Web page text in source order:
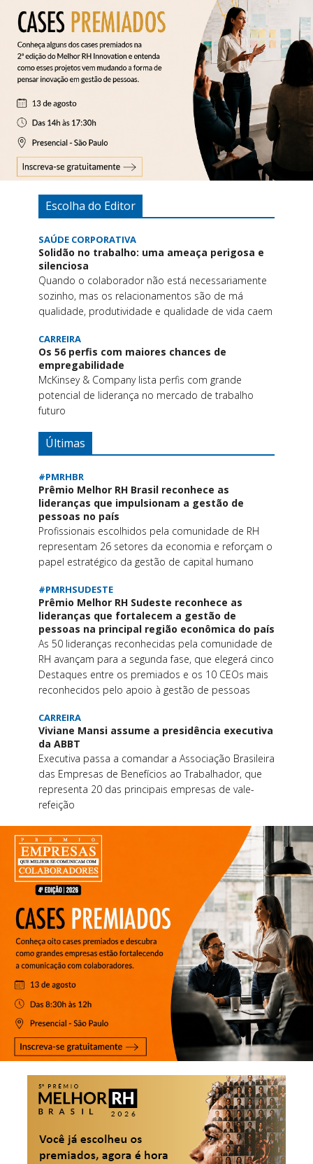
Escolha do Editor
SAÚDE CORPORATIVA
Solidão no trabalho: uma ameaça perigosa e
silenciosa
Quando o colaborador não está necessariamente
sozinho, mas os relacionamentos são de má
qualidade, produtividade e qualidade de vida caem
CARREIRA
Os 56 perfis com maiores chances de
empregabilidade
McKinsey & Company lista perfis com grande
potencial de liderança no mercado de trabalho
futuro
Últimas
#PMRHBR
Prêmio Melhor RH Brasil reconhece as
lideranças que impulsionam a gestão de
pessoas no país
Profissionais escolhidos pela comunidade de RH
representam 26 setores da economia e reforçam o
papel estratégico da gestão de capital humano
#PMRHSUDESTE
Prêmio Melhor RH Sudeste reconhece as
lideranças que fortalecem a gestão de
pessoas na principal região econômica do país
As 50 lideranças reconhecidas pela comunidade de
RH avançam para a segunda fase, que elegerá cinco
Destaques entre os premiados e os 10 CEOs mais
reconhecidos pelo apoio à gestão de pessoas
CARREIRA
Viviane Mansi assume a presidência executiva
da ABBT
Executiva passa a comandar a Associação Brasileira
das Empresas de Benefícios ao Trabalhador, que
representa 20 das principais empresas de vale-
refeição